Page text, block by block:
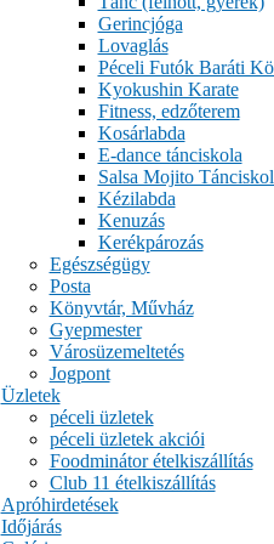
Gerincjóga
Lovaglás
Péceli Futók Baráti
Kyokushin Karate
Fitness, edzőterem
Kosárlabda
E-dance tánciskola
Salsa Mojito
Kézilabda
Kenuzás
Kerékpározás
Egészségügy
Posta
Könyvtár, Művház
Gyepmester
Városüzemeltetés
Jogpont
Üzletek
péceli üzletek
péceli üzletek akciói
Foodminátor ételkiszállítás
Club 11 ételkiszállítás
Apróhirdetések
Időjárás